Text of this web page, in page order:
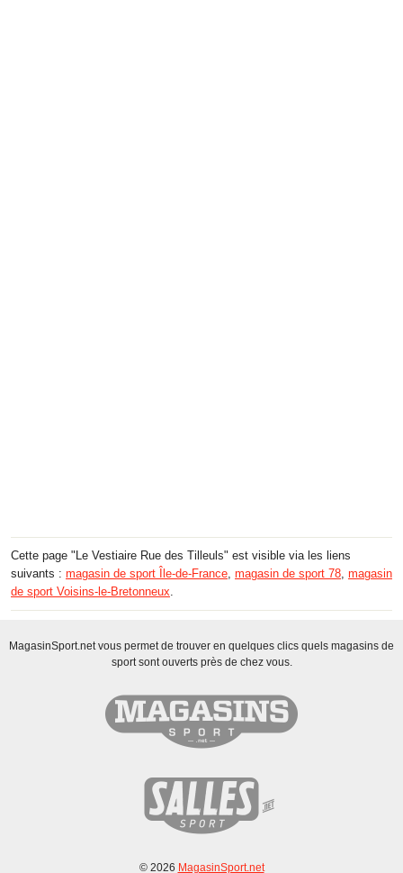
Cette page "Le Vestiaire Rue des Tilleuls" est visible via les liens
suivants : magasin de sport Île-de-France, magasin de sport 78, magasin
de sport Voisins-le-Bretonneux.
MagasinSport.net vous permet de trouver en quelques clics quels magasins de
sport sont ouverts près de chez vous.
© 2026 MagasinSport.net